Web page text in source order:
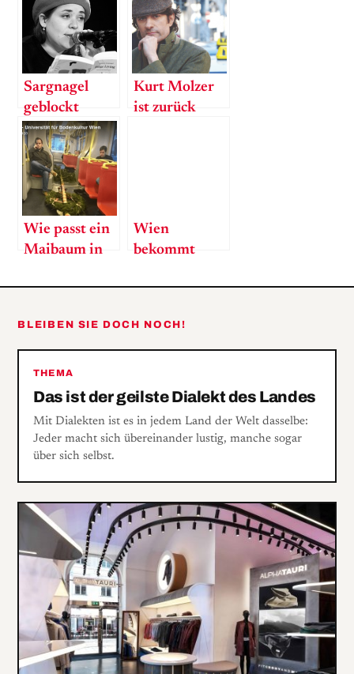
Sargnagel
geblockt
Kurt Molzer
ist zurück
Wie passt ein
Maibaum in
Wien
bekommt
Ampeln
BLEIBEN SIE DOCH NOCH!
THEMA
Das ist der geilste Dialekt des Landes
Mit Dialekten ist es in jedem Land der Welt dasselbe:
Jeder macht sich übereinander lustig, manche sogar
über sich selbst.